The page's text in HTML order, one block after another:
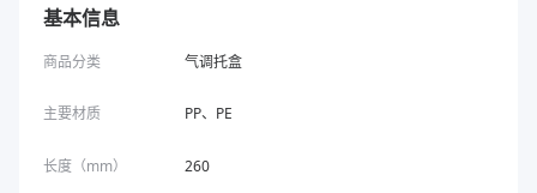
基本信息
商品分类 气调托盒
主要材质 PP、PE
长度（mm） 260